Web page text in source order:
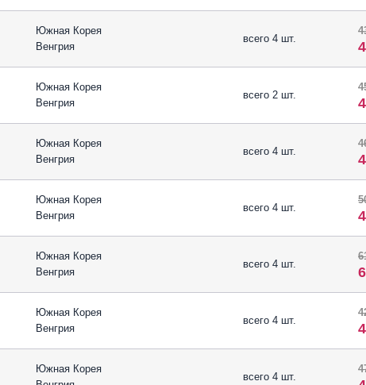
Южная Корея
Венгрия
всего 4 шт.
Южная Корея
Венгрия
всего 2 шт.
Южная Корея
Венгрия
всего 4 шт.
Южная Корея
Венгрия
всего 4 шт.
Южная Корея
Венгрия
всего 4 шт.
Южная Корея
Венгрия
всего 4 шт.
Южная Корея
всего 4 шт.